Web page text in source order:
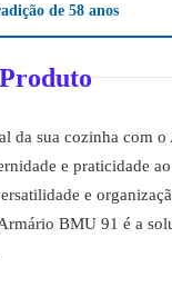
de 58 anos
da sua cozinha com
e praticidade
e
BMU 91 é a